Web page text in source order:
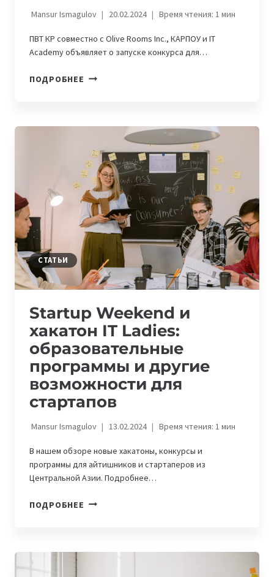
Mansur Ismagulov 20.02.2024 Время чтения: 1мин
ПВТ КР совместно с Olive Rooms Inc., КАРПОУ и IT
Academy объявляет о запуске конкурса для…
ПОДРОБНЕЕ ПРОДЛЕН
VALLEY
СТАТЬИ
Startup Weekend и
хакатон IT Ladies:
образовательные
программы и другие
возможности для
стартапов
Mansur Ismagulov 13.02.2024 Время чтения: 1мин
В нашем обзоре новые хакатоны, конкурсы и
программы для айтишников и стартаперов из
Центральной Азии. Подробнее…
ПОДРОБНЕЕ STARTUP